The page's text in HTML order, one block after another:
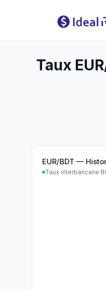
Taux
EUR/BDT —
Taux interbancaire